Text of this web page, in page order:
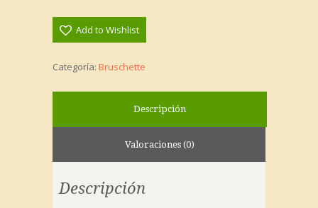
Add to Wishlist
Categoría: Bruschette
Descripción
Valoraciones (0)
Descripción